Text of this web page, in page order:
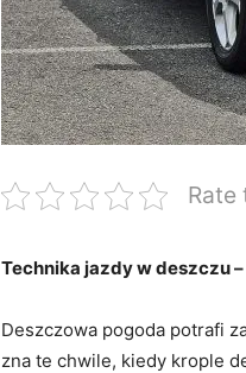
Rate
Technika jazdy w deszczu
Deszczowa pogoda potrafi
zna te chwile, kiedy krople